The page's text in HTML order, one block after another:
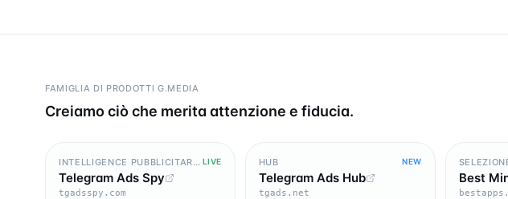
FAMIGLIA DI PRODOTTI G.MEDIA
Creiamo ciò che merita attenzione e fiducia.
INTELLIGENCE PUBBLICITARIA LIVE
Telegram Ads Spy
tgadsspy.com
HUB NEW
Telegram Ads Hub
tgads.net
Best